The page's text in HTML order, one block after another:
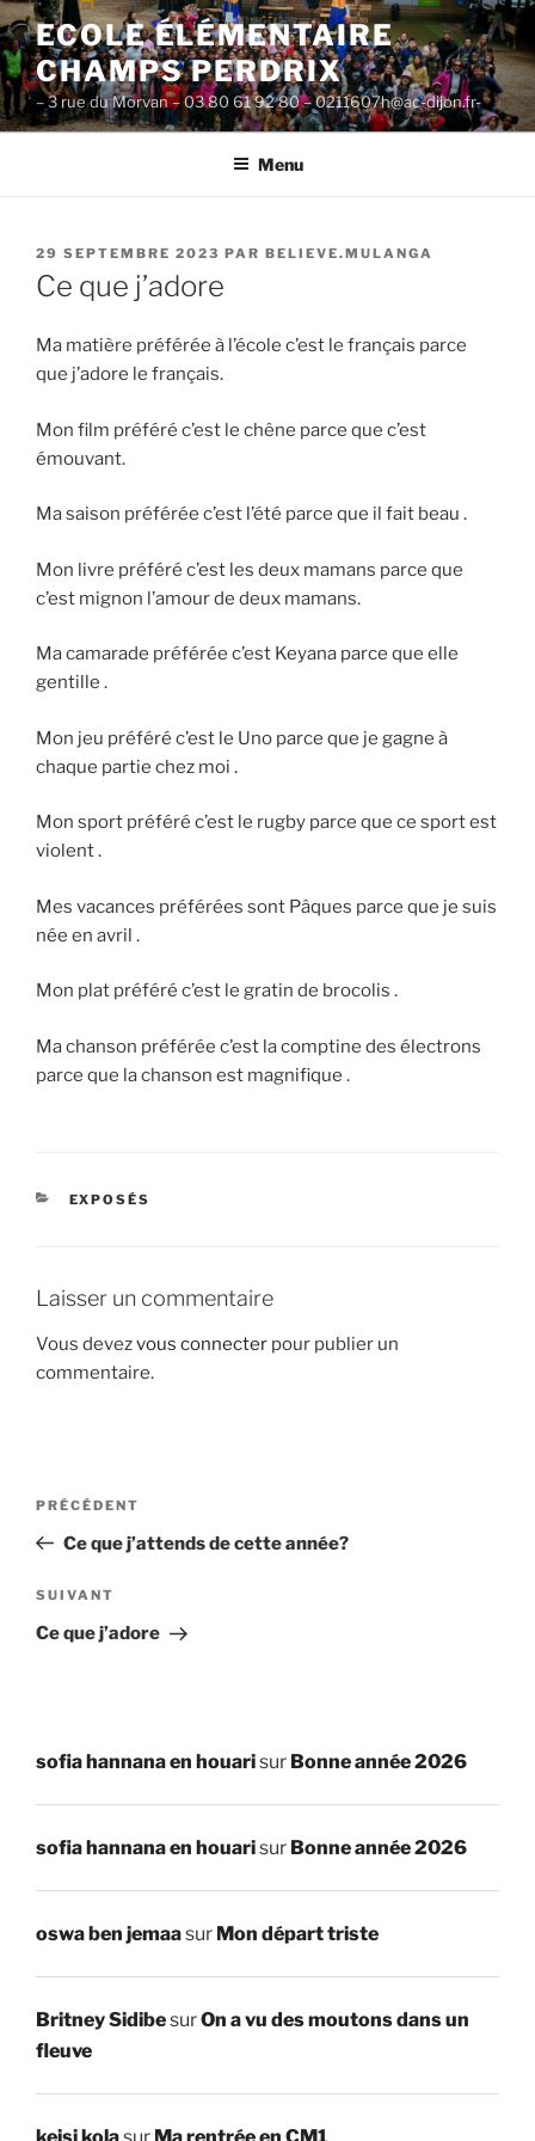
Aller
au
contenu
principal
ECOLE ÉLÉMENTAIRE
CHAMPS PERDRIX
– 3 rue du Morvan – 03 80 61 92 80 – 0211607h@ac-dijon.fr-
Menu
PUBLIÉ
LE
29 SEPTEMBRE 2023 PAR BELIEVE.MULANGA
Ce que j’adore
Ma matière préférée à l’école c’est le français parce
que j’adore le français.
Mon film préféré c’est le chêne parce que c’est
émouvant.
Ma saison préférée c’est l’été parce que il fait beau .
Mon livre préféré c’est les deux mamans parce que
c’est mignon l’amour de deux mamans.
Ma camarade préférée c’est Keyana parce que elle
gentille .
Mon jeu préféré c’est le Uno parce que je gagne à
chaque partie chez moi .
Mon sport préféré c’est le rugby parce que ce sport est
violent .
Mes vacances préférées sont Pâques parce que je suis
née en avril .
Mon plat préféré c’est le gratin de brocolis .
Ma chanson préférée c’est la comptine des électrons
parce que la chanson est magnifique .
CATÉGORIES
EXPOSÉS
Laisser un commentaire
Vous devezvous connecter pour publier un
commentaire.
Navigation
l’article
Article
précédent
PRÉCÉDENT
Ce que j’attends de cette année?
Article
suivant
SUIVANT
Ce que j’adore
sofia hannana en houarisur Bonne année 2026
sofia hannana en houarisur Bonne année 2026
oswa ben jemaasur Mon départ triste
Britney SidibesurOn a vu des moutons dans un
fleuve